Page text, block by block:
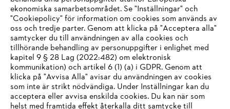
Service
Allmänna villkor och bestämmelser
IHR BROWSER WIRD NICHT
UNTERSTÜTZT
Sie nutzen einen Browser, den wir noch nicht unterstützen. Für
ekonomiska samarbetsområdet. Se "Inställningar" och
"Cookiepolicy" för information om cookies som används av
oss och tredje parter. Genom att klicka på "Acceptera alla"
samtycker du till användningen av alla cookies och
tillhörande behandling av personuppgifter i enlighet med
kapitel 9 § 28 Lag (2022:482) om elektronisk
kommunikation) och artikel 6 (1) (a) i GDPR. Genom att
klicka på "Avvisa Alla" avisar du användningen av cookies
som inte är strikt nödvändiga. Under Inställningar kan du
acceptera eller avvisa enskilda cookies. Du kan när som
helst med framtida effekt återkalla ditt samtycke till